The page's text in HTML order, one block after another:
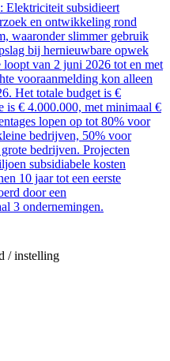
subsidieert
en ontwikkeling rond
waaronder slimmer gebruik
bij hernieuwbare opwek
loopt van 2 juni 2026 tot en met
vooraanmelding kon alleen
Het totale budget is €
is € 4.000.000, met minimaal €
lopen op tot 80% voor
bedrijven, 50% voor
bedrijven. Projecten
subsidiabele kosten
10 jaar tot een eerste
door een
3 ondernemingen.
/ instelling